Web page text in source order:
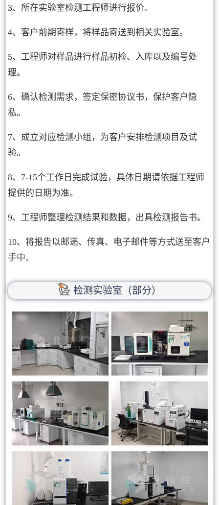
3、所在实验室检测工程师进行报价。
4、客户前期寄样，将样品寄送到相关实验室。
5、工程师对样品进行样品初检、入库以及编号处
理。
6、确认检测需求，签定保密协议书，保护客户隐
私。
7、成立对应检测小组，为客户安排检测项目及试
验。
8、7-15个工作日完成试验，具体日期请依据工程师
提供的日期为准。
9、工程师整理检测结果和数据，出具检测报告书。
10、将报告以邮递、传真、电子邮件等方式送至客户
手中。
检测实验室（部分）